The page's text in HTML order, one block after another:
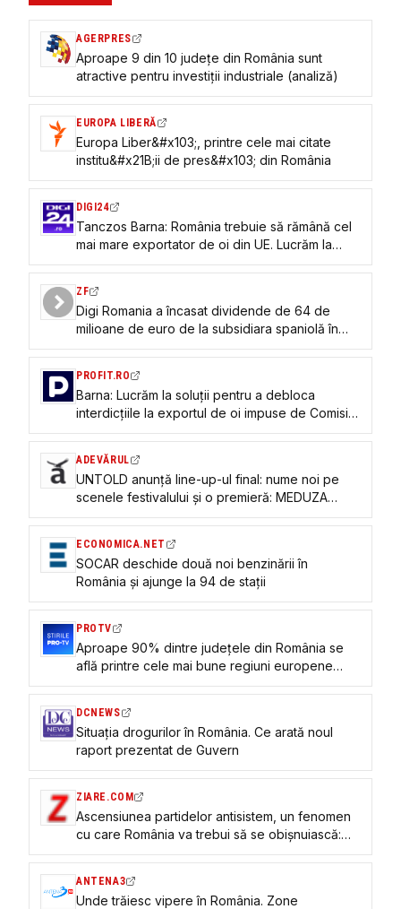
AGERPRES
Aproape 9 din 10 județe din România sunt
atractive pentru investiții industriale (analiză)
EUROPA LIBERĂ
Europa Liber&#x103;, printre cele mai citate
institu&#x21B;ii de pres&#x103; din România
DIGI24
Tanczos Barna: România trebuie să rămână cel
mai mare exportator de oi din UE. Lucrăm la
deblocarea interdicţiilor impuse de Comisie
ZF
Digi Romania a încasat dividende de 64 de
milioane de euro de la subsidiara spaniolă în
2025, dar noii acţionari de la Madrid nu vor
PROFIT.RO
Barna: Lucrăm la soluții pentru a debloca
interdicțiile la exportul de oi impuse de Comisia
Europeană. România trebuie să-și păstreze
UE
ADEVĂRUL
UNTOLD anunță line-up-ul final: nume noi pe
scenele festivalului și o premieră: MEDUZA
3Live pentru prima dată în România
ECONOMICA.NET
SOCAR deschide două noi benzinării în
România și ajunge la 94 de stații
PROTV
Aproape 90% dintre județele din România se
află printre cele mai bune regiuni europene
pentru investiții
DCNEWS
Situația drogurilor în România. Ce arată noul
raport prezentat de Guvern
ZIARE.COM
Ascensiunea partidelor antisistem, un fenomen
cu care România va trebui să se obișnuiască:
„Ținute în frâu astfel încât să nu ne deraieze de
ANTENA3
Unde trăiesc vipere în România. Zone